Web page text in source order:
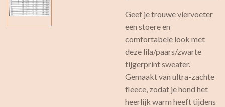
Geef je trouwe viervoeter
een stoere en
comfortabele look met
deze lila/paars/zwarte
tijgerprint sweater.
Gemaakt van ultra-zachte
fleece, zodat je hond het
heerlijk warm heeft tijdens